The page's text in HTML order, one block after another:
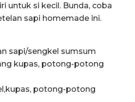
untuk si kecil. Bunda, coba
sapi homemade ini.
sapi/sengkel sumsum
kupas, potong-potong
potong-potong